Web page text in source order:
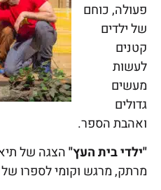
פעולה, כוחם
של ילדים
קטנים
לעשות
מעשים
גדולים
ואהבת הספר.
"ילדי בית העץ"הצגה של
מרתק, מרגש וקומי לספרו של